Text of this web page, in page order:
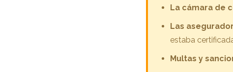
La cámara de
Las
estaba
Multas y